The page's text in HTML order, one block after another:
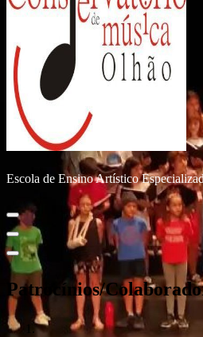
Escola de Ensino Artístico
Patrocínios/